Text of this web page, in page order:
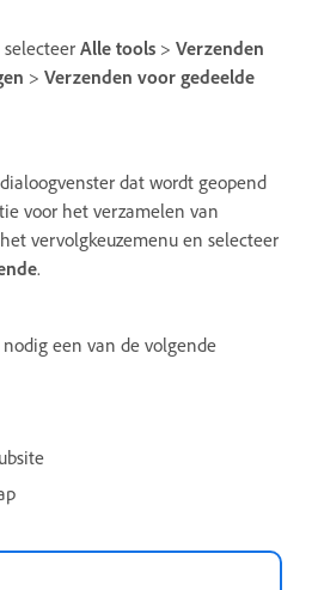
selecteer Alle tools > Verzenden
> Verzenden voor gedeelde
dat wordt geopend
voor het verzamelen van
vervolgkeuzemenu en selecteer
.
een van de volgende